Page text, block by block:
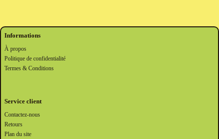
Informations
À propos
Politique de confidentialité
Termes & Conditions
Service client
Contactez-nous
Retours
Plan du site